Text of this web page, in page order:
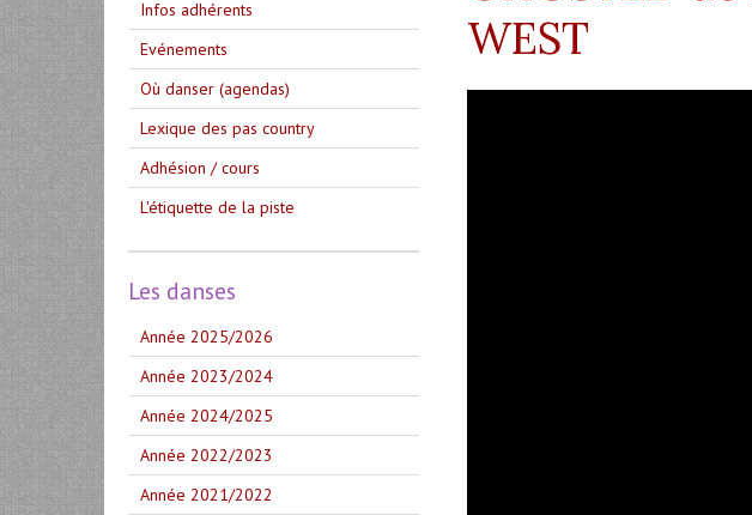
WEST
Infos adhérents
Evénements
Où danser (agendas)
Lexique des pas country
Adhésion / cours
L'étiquette de la piste
Les danses
Année 2025/2026
Année 2023/2024
Année 2024/2025
Année 2022/2023
Année 2021/2022